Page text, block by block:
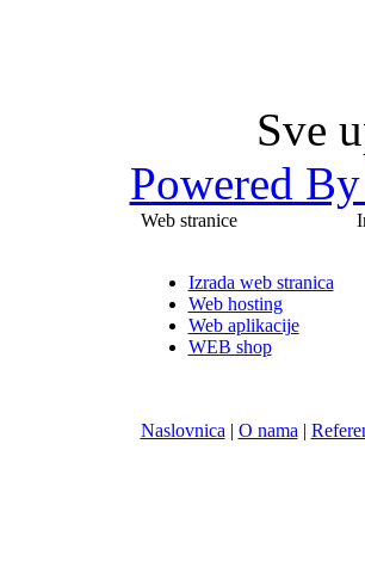
Sve
Powered
Web stranice
Izrada web stranica
Web hosting
Web aplikacije
WEB shop
Naslovnica | O nama |